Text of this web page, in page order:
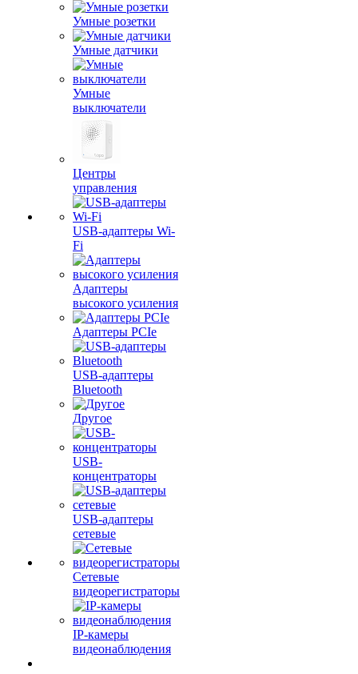
Умные розетки
Умные датчики
Умные
выключатели
Центры
управления
USB-адаптеры Wi-
Fi
Адаптеры
высокого усиления
Адаптеры PCIe
USB-адаптеры
Bluetooth
Другое
USB-
концентраторы
USB-адаптеры
сетевые
Сетевые
видеорегистраторы
IP-камеры
видеонаблюдения